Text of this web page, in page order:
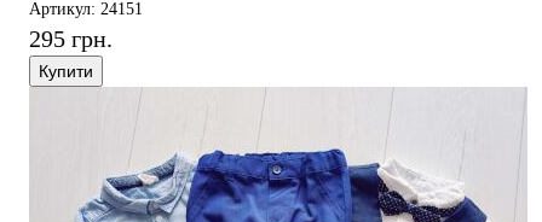
Артикул: 24151
295 грн.
Купити